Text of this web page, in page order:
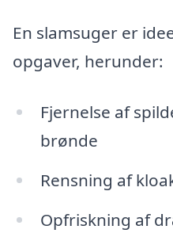
En slamsuger er
opgaver, herunder:
Fjernelse af
brønde
Rensning af
Opfriskning af